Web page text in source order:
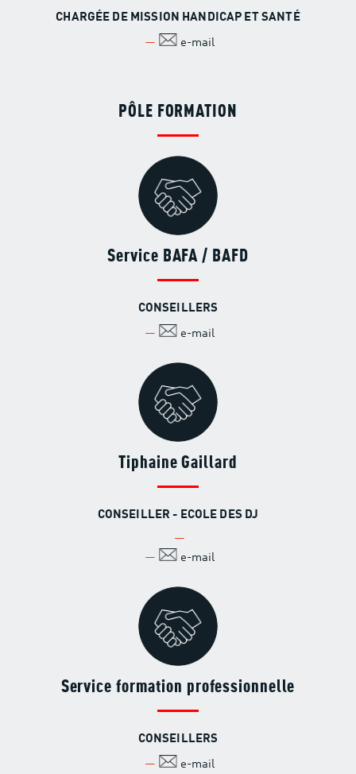
CHARGÉE DE MISSION HANDICAP ET SANTÉ
e-mail
PÔLE FORMATION
Service BAFA / BAFD
CONSEILLERS
e-mail
Tiphaine Gaillard
CONSEILLER - ECOLE DES DJ
e-mail
Service formation professionnelle
CONSEILLERS
e-mail